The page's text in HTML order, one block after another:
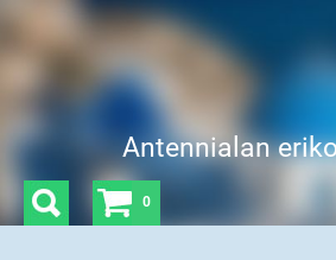
Antennialan
0